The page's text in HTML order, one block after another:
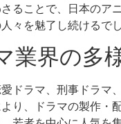
ることで、日本のア
々を魅了し続けるでし
業界の多
ドラマ、刑事ドラ
り、ドラマの製作・